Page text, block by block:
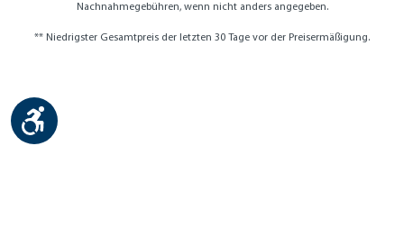
Nachnahmegebühren, wenn nicht anders angegeben.
** Niedrigster Gesamtpreis der letzten 30 Tage vor der Preisermäßigung.
Werkzeugleiste anzeigen